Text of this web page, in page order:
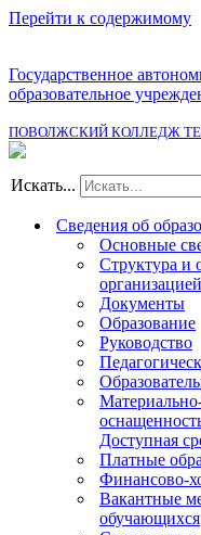
Перейти к содержимому
Государственное
образовательное
ПОВОЛЖСКИЙ КОЛЛЕДЖ
Искать...
Сведения об
Основные
Структура и
организацией
Документы
Образование
Руководство
Доступная
Платные
Финансово-
Вакантные
обучающихся